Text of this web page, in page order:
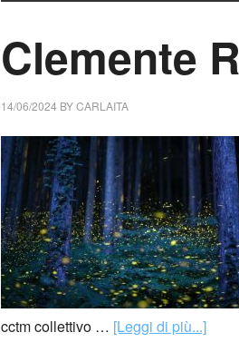
Clemente
14/06/2024 BYCARLAITA
cctm collettivo … [Leggi di più...]